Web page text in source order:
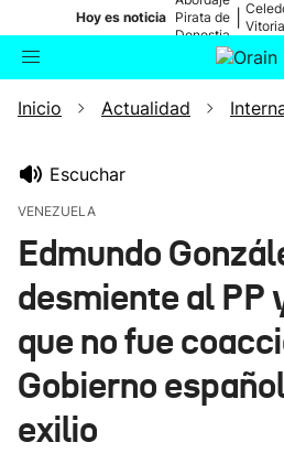
Hoy es noticia Pirata de
Donostia
Buscador
Inicio Actualidad
Escuchar
VENEZUELA
Edmundo
desmiente al PP
que no fue
Gobierno
exilio